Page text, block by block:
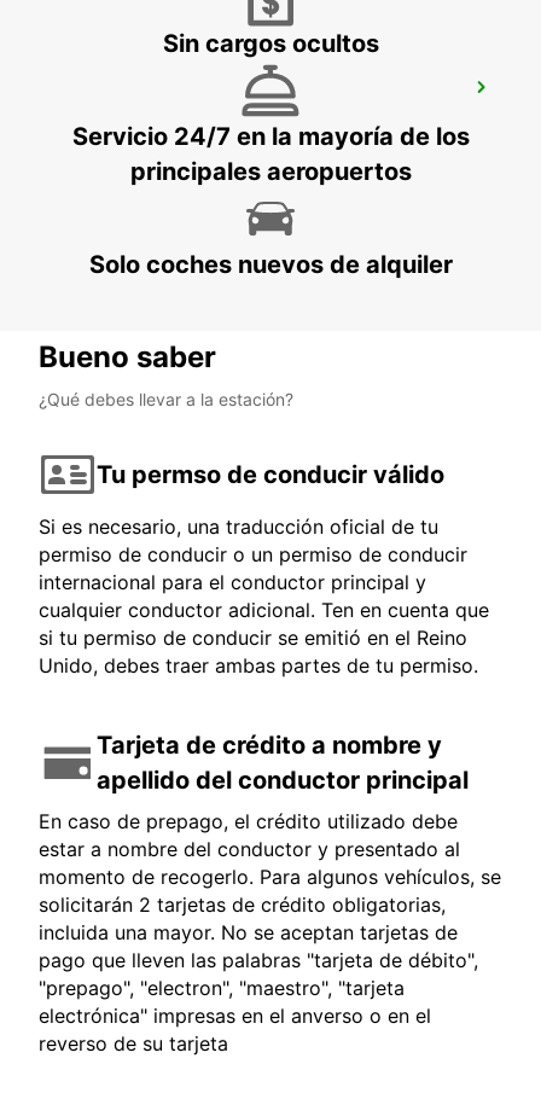
LONDRES PARK ROYAL
LONDON - UNITED KINGDOM
Sin cargos ocultos
Servicio 24/7 en la mayoría de los
principales aeropuertos
Solo coches nuevos de alquiler
Bueno saber
¿Qué debes llevar a la estación?
Tu permso de conducir válido
Si es necesario, una traducción oficial de tu
permiso de conducir o un permiso de conducir
internacional para el conductor principal y
cualquier conductor adicional. Ten en cuenta que
si tu permiso de conducir se emitió en el Reino
Unido, debes traer ambas partes de tu permiso.
Tarjeta de crédito a nombre y
apellido del conductor principal
En caso de prepago, el crédito utilizado debe
estar a nombre del conductor y presentado al
momento de recogerlo. Para algunos vehículos, se
solicitarán 2 tarjetas de crédito obligatorias,
incluida una mayor. No se aceptan tarjetas de
pago que lleven las palabras "tarjeta de débito",
"prepago", "electron", "maestro", "tarjeta
electrónica" impresas en el anverso o en el
reverso de su tarjeta